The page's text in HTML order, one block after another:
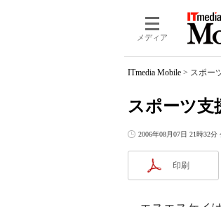
メディア
ITmedia Mobile > スポー
スポーツ支
2006年08月07日 21時32分
印刷